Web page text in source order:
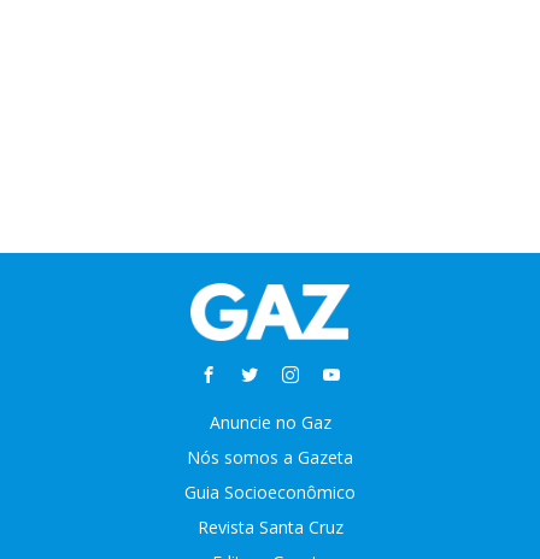
Anuncie no Gaz
Nós somos a Gazeta
Guia Socioeconômico
Revista Santa Cruz